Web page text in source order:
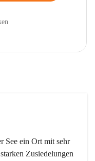
See ein Ort mit sehr
Zusiedelungen